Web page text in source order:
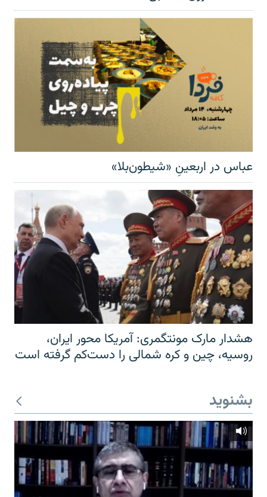
عباس در اربعینِ «شیطون‌بلا»
هشدار مارک مونتگمری: آمریکا محور ایران،
روسیه، چین و کره شمالی را دست‌کم گرفته است
بشنوید